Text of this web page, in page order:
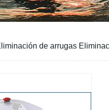
de arrugas